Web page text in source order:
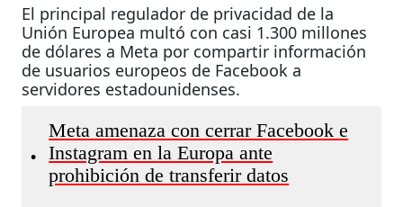
El principal regulador de privacidad de la
Unión Europea multó con casi 1.300 millones
de dólares a Meta por compartir información
de usuarios europeos de Facebook a
servidores estadounidenses.
•
Meta amenaza con cerrar Facebook e
Instagram en la Europa ante
prohibición de transferir datos